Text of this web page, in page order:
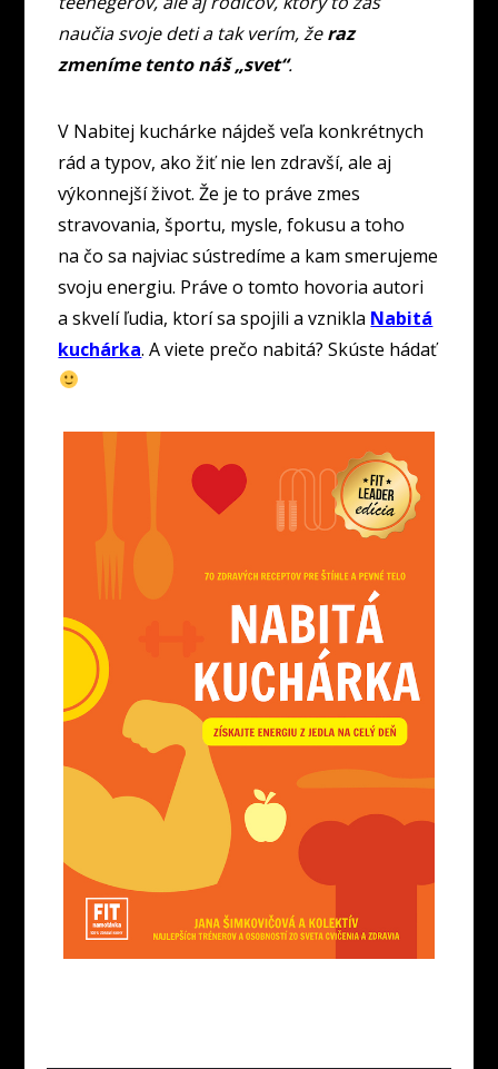
naučia svoje deti a tak verím, žeraz
zmeníme tento náš „svet“.
V Nabitej kuchárke nájdeš veľa konkrétnych
rád a typov, ako žiť nie len zdravší, ale aj
výkonnejší život. Že je to práve zmes
stravovania, športu, mysle, fokusu a toho
na čo sa najviac sústredíme a kam smerujeme
svoju energiu. Práve o tomto hovoria autori
a skvelí ľudia, ktorí sa spojili a vznikla Nabitá
kuchárka. A viete prečo nabitá? Skúste hádať